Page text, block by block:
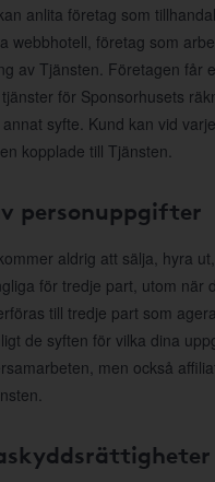
anlita företag som
webbhotell, företag som
av Tjänsten. Företagen får
för Sponsorhusets
syfte. Kund kan vid
kopplade till Tjänsten.
personuppgifter
aldrig att sälja, hyra
för tredje part, utom när
till tredje part som
de syften för vilka dina
men också